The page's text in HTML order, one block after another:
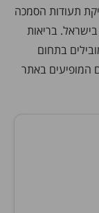
תעודות הסמכה
בריאות
בתחום
המופיעים באתר